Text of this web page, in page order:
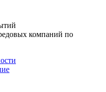
компаний по